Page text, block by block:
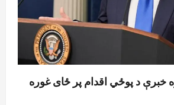
خبرې د پوځي اقدام پر ځای غوره